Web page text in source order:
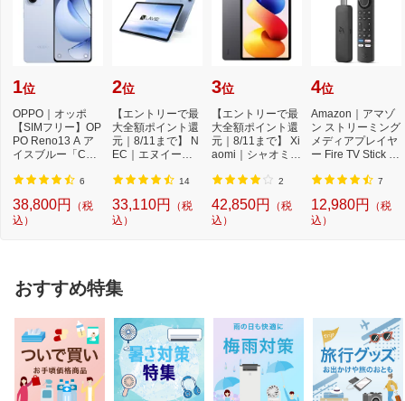
1位
OPPO｜オッポ
【SIMフリー】OP
PO Reno13 A ア
イスブルー「CPH
m Snapdr...
6
38,800円
（税
込）
2位
【エントリーで最
大全額ポイント還
元｜8/11まで】 N
EC｜エヌイーシ
ッ...
14
33,110円
（税
込）
3位
【エントリーで最
大全額ポイント還
元｜8/11まで】 Xi
aomi｜シャオミ A
2
42,850円
（税
込）
4位
Amazon｜アマゾ
ン ストリーミング
メディアプレイヤ
ー Fire TV Stick 4
7
12,980円
（税
込）
おすすめ特集